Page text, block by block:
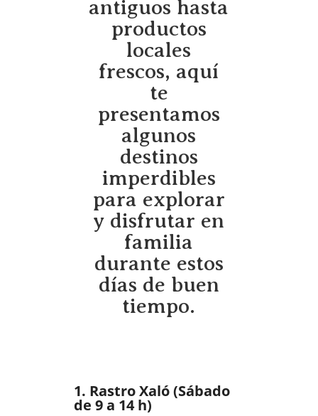
antiguos hasta
productos
locales
frescos, aquí
te
presentamos
algunos
destinos
imperdibles
para explorar
y disfrutar en
familia
durante estos
días de buen
tiempo.
1. Rastro Xaló (Sábado
de 9 a 14 h)